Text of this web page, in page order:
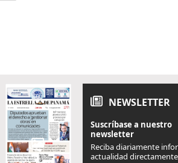
NEWSLETTER
Suscríbase a nuestro
newsletter
Reciba diariamente
actualidad